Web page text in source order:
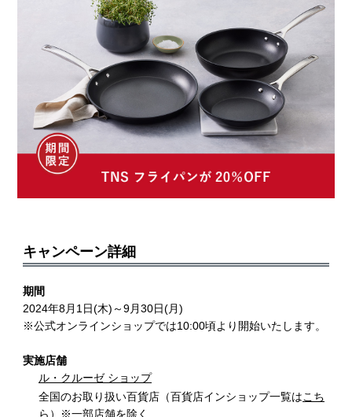
キャンペーン詳細
期間
2024年8月1日(木)～9月30日(月)
※公式オンラインショップでは10:00頃より開始いたします。
実施店舗
ル・クルーゼ ショップ
全国のお取り扱い百貨店（百貨店インショップ一覧はこち
ら ）※一部店舗を除く